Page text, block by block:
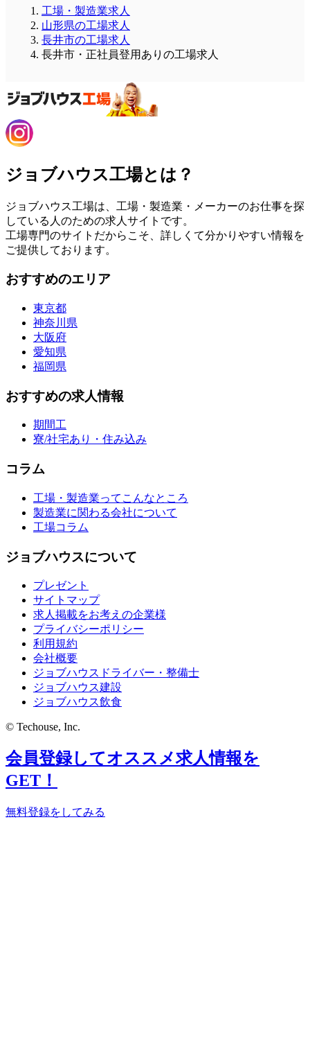
工場・製造業求人
山形県の工場求人
長井市の工場求人
長井市・正社員登用ありの工場求人
ジョブハウス工場とは？
ジョブハウス工場は、工場・製造業・メーカーのお仕事を探
している人のための求人サイトです。
工場専門のサイトだからこそ、詳しくて分かりやすい情報を
ご提供しております。
おすすめのエリア
東京都
神奈川県
大阪府
愛知県
福岡県
おすすめの求人情報
期間工
寮/社宅あり・住み込み
コラム
工場・製造業ってこんなところ
製造業に関わる会社について
工場コラム
ジョブハウスについて
プレゼント
サイトマップ
求人掲載をお考えの企業様
プライバシーポリシー
利用規約
会社概要
ジョブハウスドライバー・整備士
ジョブハウス建設
ジョブハウス飲食
© Techouse, Inc.
会員登録してオススメ求人情報を
GET！
無料登録をしてみる